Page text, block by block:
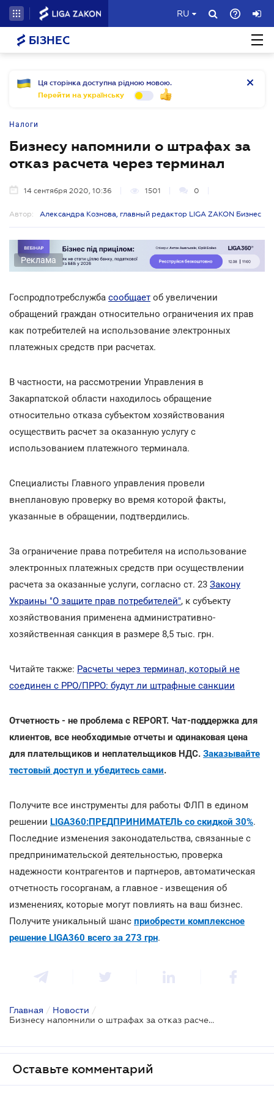
RU
БІЗНЕС
Ця сторінка доступна рідною мовою.
Перейти на українську
Налоги
Бизнесу напомнили о штрафах за
отказ расчета через терминал
14 сентября 2020, 10:36 1501 0
Автор: Александра Кознова, главный редактор LIGA ZAKON Бизнес
Реклама
Госпродпотребслужба сообщает об увеличении
обращений граждан относительно ограничения их прав
как потребителей на использование электронных
платежных средств при расчетах.
В частности, на рассмотрении Управления в
Закарпатской области находилось обращение
относительно отказа субъектом хозяйствования
осуществить расчет за оказанную услугу с
использованием платежного терминала.
Специалисты Главного управления провели
внеплановую проверку во время которой факты,
указанные в обращении, подтвердились.
За ограничение права потребителя на использование
электронных платежных средств при осуществлении
расчета за оказанные услуги, согласно ст. 23 Закону
Украины "О защите прав потребителей", к субъекту
хозяйствования применена административно-
хозяйственная санкция в размере 8,5 тыс. грн.
Читайте также: Расчеты через терминал, который не
соединен с РРО/ПРРО: будут ли штрафные санкции
Отчетность - не проблема с REPORT. Чат-поддержка для
клиентов, все необходимые отчеты и одинаковая цена
для плательщиков и неплательщиков НДС. Заказывайте
тестовый доступ и убедитесь сами.
Получите все инструменты для работы ФЛП в едином
решении LIGA360:ПРЕДПРИНИМАТЕЛЬ со скидкой 30%.
Последние изменения законодательства, связанные с
предпринимательской деятельностью, проверка
надежности контрагентов и партнеров, автоматическая
отчетность госорганам, а главное - извещения об
изменениях, которые могут повлиять на ваш бизнес.
Получите уникальный шанс приобрести комплексное
решение LIGA360 всего за 273 грн.
Главная / Новости /
Бизнесу напомнили о штрафах за отказ расчета через терминал
Оставьте комментарий